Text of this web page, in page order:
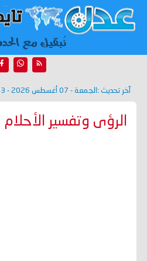
آخر تحديث : الجمعة - 07 أغسطس 2026 - 02:43 ص
الرؤى وتفسير الأحلام